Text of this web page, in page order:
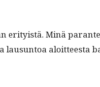
Minä
aloit­teesta